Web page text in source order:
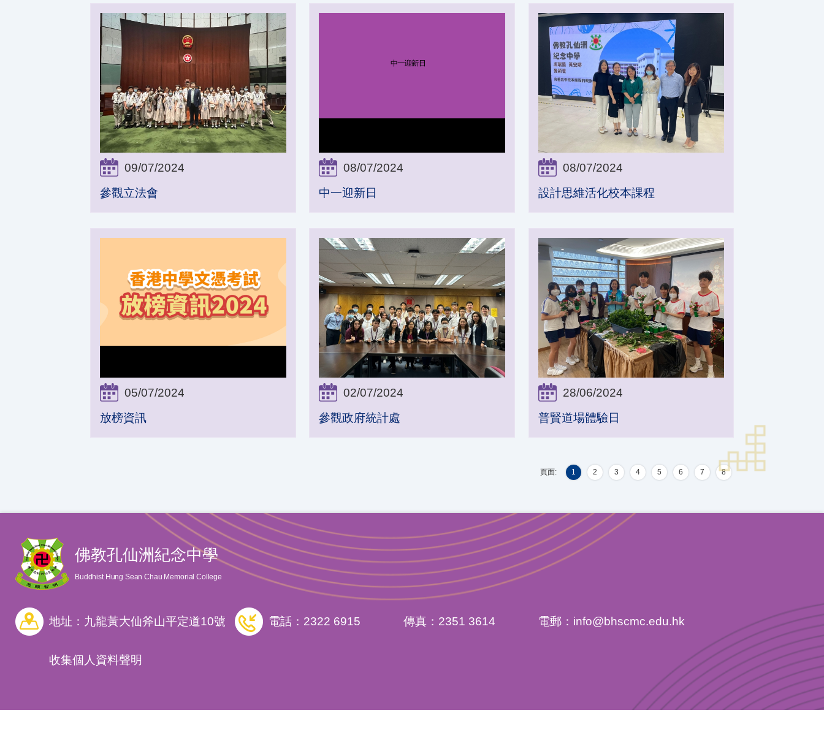
09/07/2024
參觀立法會
08/07/2024
中一迎新日
08/07/2024
設計思維活化校本課程
05/07/2024
放榜資訊
02/07/2024
參觀政府統計處
28/06/2024
普賢道場體驗日
頁面: 1 2 3 4 5 6 7 8
佛教孔仙洲紀念中學
Buddhist Hung Sean Chau Memorial College
地址：九龍黃大仙斧山平定道10號 電話：2322 6915 傳真：2351 3614 電郵： info@bhscmc.edu.hk
收集個人資料聲明